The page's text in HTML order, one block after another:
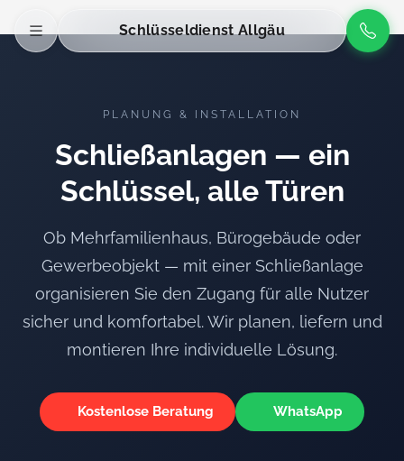
Schlüsseldienst Allgäu
PLANUNG & INSTALLATION
Schließanlagen — ein
Schlüssel, alle Türen
Ob Mehrfamilienhaus, Bürogebäude oder
Gewerbeobjekt — mit einer Schließanlage
organisieren Sie den Zugang für alle Nutzer
sicher und komfortabel. Wir planen, liefern und
montieren Ihre individuelle Lösung.
Kostenlose Beratung WhatsApp